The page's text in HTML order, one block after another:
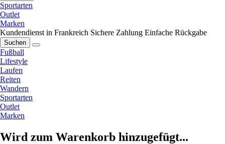
Sportarten
Outlet
Marken
Kundendienst in Frankreich Sichere Zahlung Einfache Rückgabe
Suchen
Fußball
Lifestyle
Laufen
Reiten
Wandern
Sportarten
Outlet
Marken
Wird zum Warenkorb hinzugefügt...